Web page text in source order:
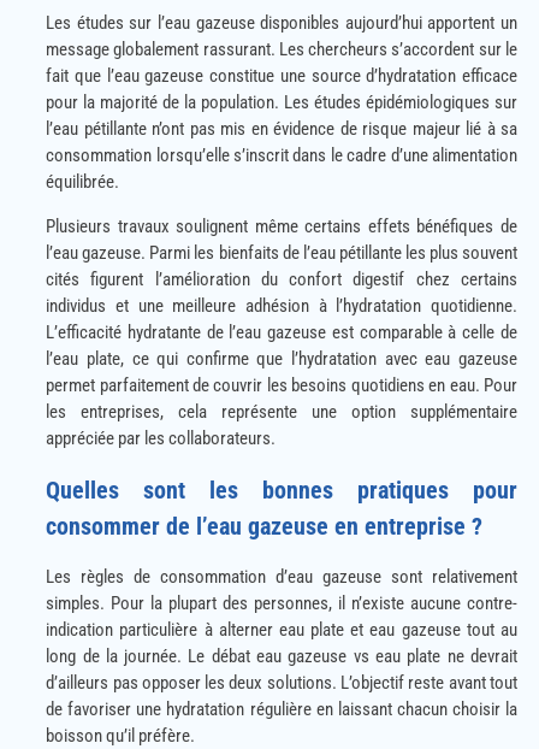
Les études sur l’eau gazeuse disponibles aujourd’hui apportent un
message globalement rassurant. Les chercheurs s’accordent sur le
fait que l’eau gazeuse constitue une source d’hydratation efficace
pour la majorité de la population. Les études épidémiologiques sur
l’eau pétillante n’ont pas mis en évidence de risque majeur lié à sa
consommation lorsqu’elle s’inscrit dans le cadre d’une alimentation
équilibrée.
Plusieurs travaux soulignent même certains effets bénéfiques de
l’eau gazeuse. Parmi les bienfaits de l’eau pétillante les plus souvent
cités figurent l’amélioration du confort digestif chez certains
individus et une meilleure adhésion à l’hydratation quotidienne.
L’efficacité hydratante de l’eau gazeuse est comparable à celle de
l’eau plate, ce qui confirme que l’hydratation avec eau gazeuse
permet parfaitement de couvrir les besoins quotidiens en eau. Pour
les entreprises, cela représente une option supplémentaire
appréciée par les collaborateurs.
Quelles sont les bonnes pratiques pour
consommer de l’eau gazeuse en entreprise ?
Les règles de consommation d’eau gazeuse sont relativement
simples. Pour la plupart des personnes, il n’existe aucune contre-
indication particulière à alterner eau plate et eau gazeuse tout au
long de la journée. Le débat eau gazeuse vs eau plate ne devrait
d’ailleurs pas opposer les deux solutions. L’objectif reste avant tout
de favoriser une hydratation régulière en laissant chacun choisir la
boisson qu’il préfère.